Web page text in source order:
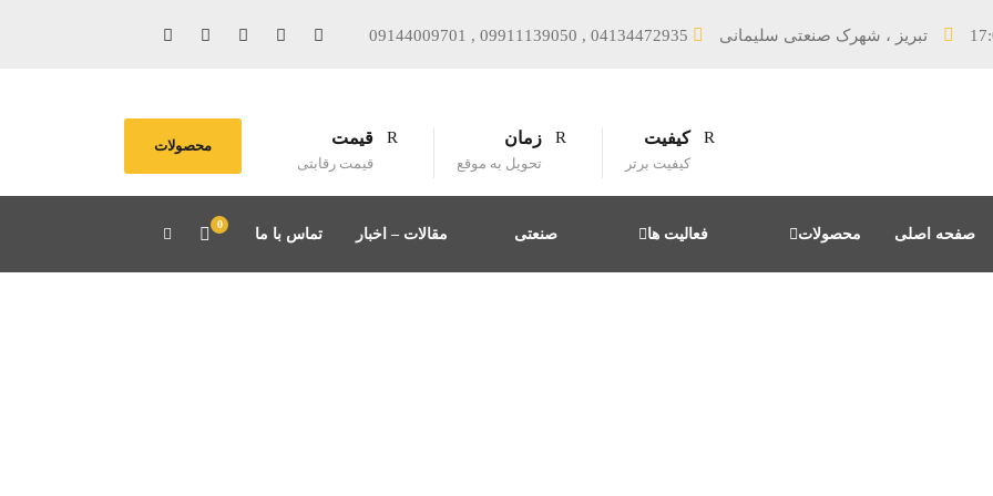
09144009701 , 09911139050 , 04134472935
قیمت
قیمت رقابتی
زمان
تحویل به موقع
کیفیت
کیفیت برتر
محصولات
صفحه اصلی محصولات فعالیت ها صنعتی مقالات – اخبار تماس با ما
0